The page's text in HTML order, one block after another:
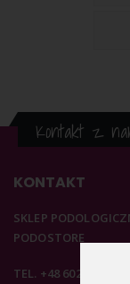
Kontakt z
KONTAKT
SKLEP
PODOSTORE
TEL. +48 602 537 894